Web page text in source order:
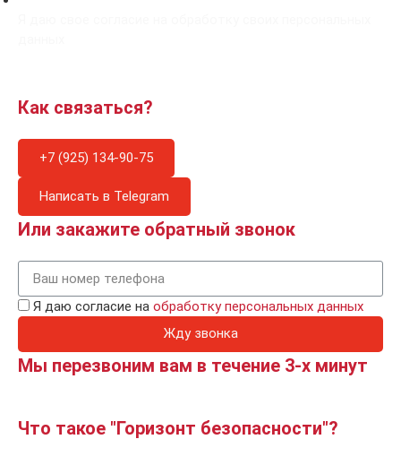
Как связаться?
+7 (925) 134-90-75
Написать в Telegram
Или закажите обратный звонок
Я даю согласие на обработку персональных данных
Жду звонка
Мы перезвоним вам в течение 3-х минут
Что такое "Горизонт безопасности"?